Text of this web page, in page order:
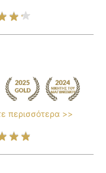
περισσότερα >>